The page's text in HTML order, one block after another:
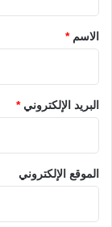
*
الاسم*
البريد الإلكتروني*
الموقع الإلكتروني